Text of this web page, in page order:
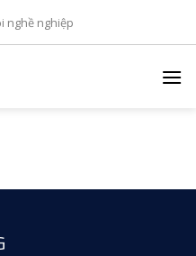
nghề nghiệp